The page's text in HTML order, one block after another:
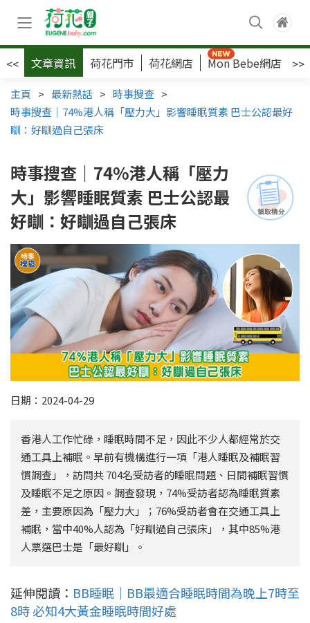
<< 文章資訊 荷花門市 荷花網店 Mon Bebe網店 >>
主頁 > 最新熱話 > 時事搜查 >
時事搜查｜74%港人稱「壓力大」影響睡眠質素 巴士公認最好
瞓：好瞓過自己張床
時事搜查｜74%港人稱「壓力
大」影響睡眠質素 巴士公認最
好瞓：好瞓過自己張床
日期：2024-04-29
香港人工作忙碌，睡眠時間不足，因此不少人都經常於交
通工具上補眠。早前有機構進行一項「港人睡眠及補眠習
慣調查」，訪問共 704名受訪者的睡眠問題、日間補眠習慣
及睡眠不足之原因。調查發現，74%受訪者認為睡眠質素
差，主要原因為「壓力大」；76%受訪者會在交通工具上
補眠，當中40%人認為「好瞓過自己張床」，其中85%港
人票選巴士是「最好瞓」。
延伸閱讀： BB睡眠｜BB最適合睡眠時間為晚上7時至
8時 必知4大黃金睡眠時間好處